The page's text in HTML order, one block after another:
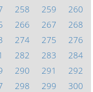
258 259
260
266 267
268
274 275
276
282 283
284
290 291
292
298 299
300